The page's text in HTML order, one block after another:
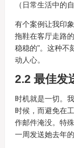
（日常生活中的
有个案例让我印
拖鞋在客厅走路
稳稳的"。这种不
动人心。
2.2 最佳发
时机就是一切。
时候，而避免在
作邮件淹没。特
一周发送她去年